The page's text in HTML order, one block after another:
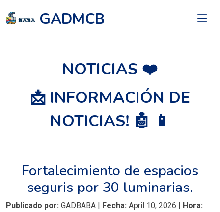
GADMCB
NOTICIAS ❤️
📩 INFORMACIÓN DE
NOTICIAS! 🤖 📱
Fortalecimiento de espacios
seguris por 30 luminarias.
Publicado por: GADBABA | Fecha: April 10, 2026 | Hora: